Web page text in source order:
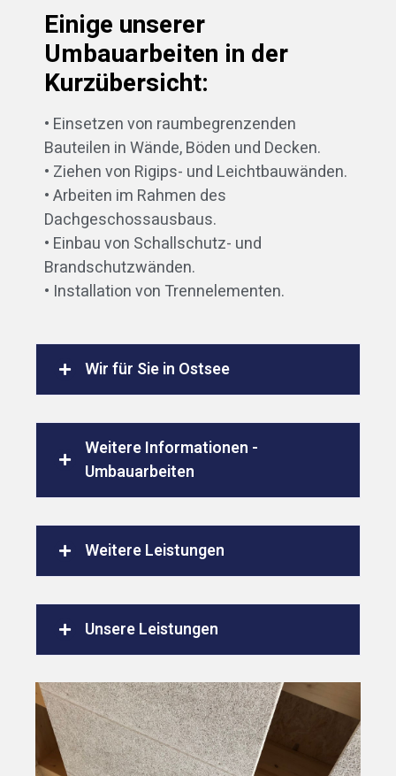
Einige unserer
Umbauarbeiten in der
Kurzübersicht:
• Einsetzen von raumbegrenzenden
Bauteilen in Wände, Böden und Decken.
• Ziehen von Rigips- und Leichtbauwänden.
• Arbeiten im Rahmen des
Dachgeschossausbaus.
• Einbau von Schallschutz- und
Brandschutzwänden.
• Installation von Trennelementen.
Wir für Sie in Ostsee
Weitere Informationen -
Umbauarbeiten
Weitere Leistungen
Unsere Leistungen